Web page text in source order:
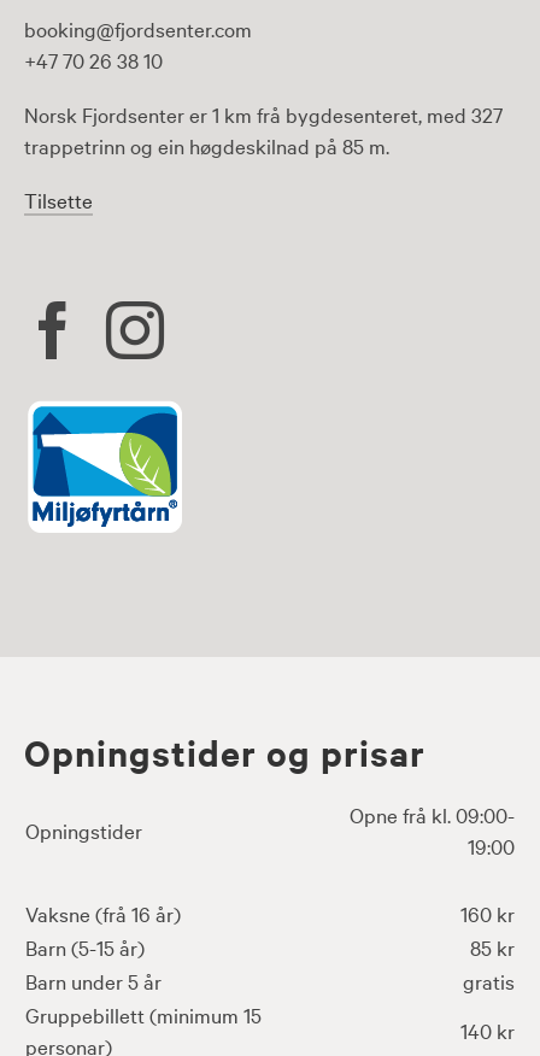
booking@fjordsenter.com
+47 70 26 38 10
Norsk Fjordsenter er 1 km frå bygdesenteret, med 327
trappetrinn og ein høgdeskilnad på 85 m.
Tilsette
Opningstider og prisar
Opningstider
Opne frå kl. 09:00-
19:00
Vaksne (frå 16 år)
160 kr
Barn (5-15 år)
85 kr
Barn under 5 år
gratis
Gruppebillett (minimum 15
personar)
140 kr